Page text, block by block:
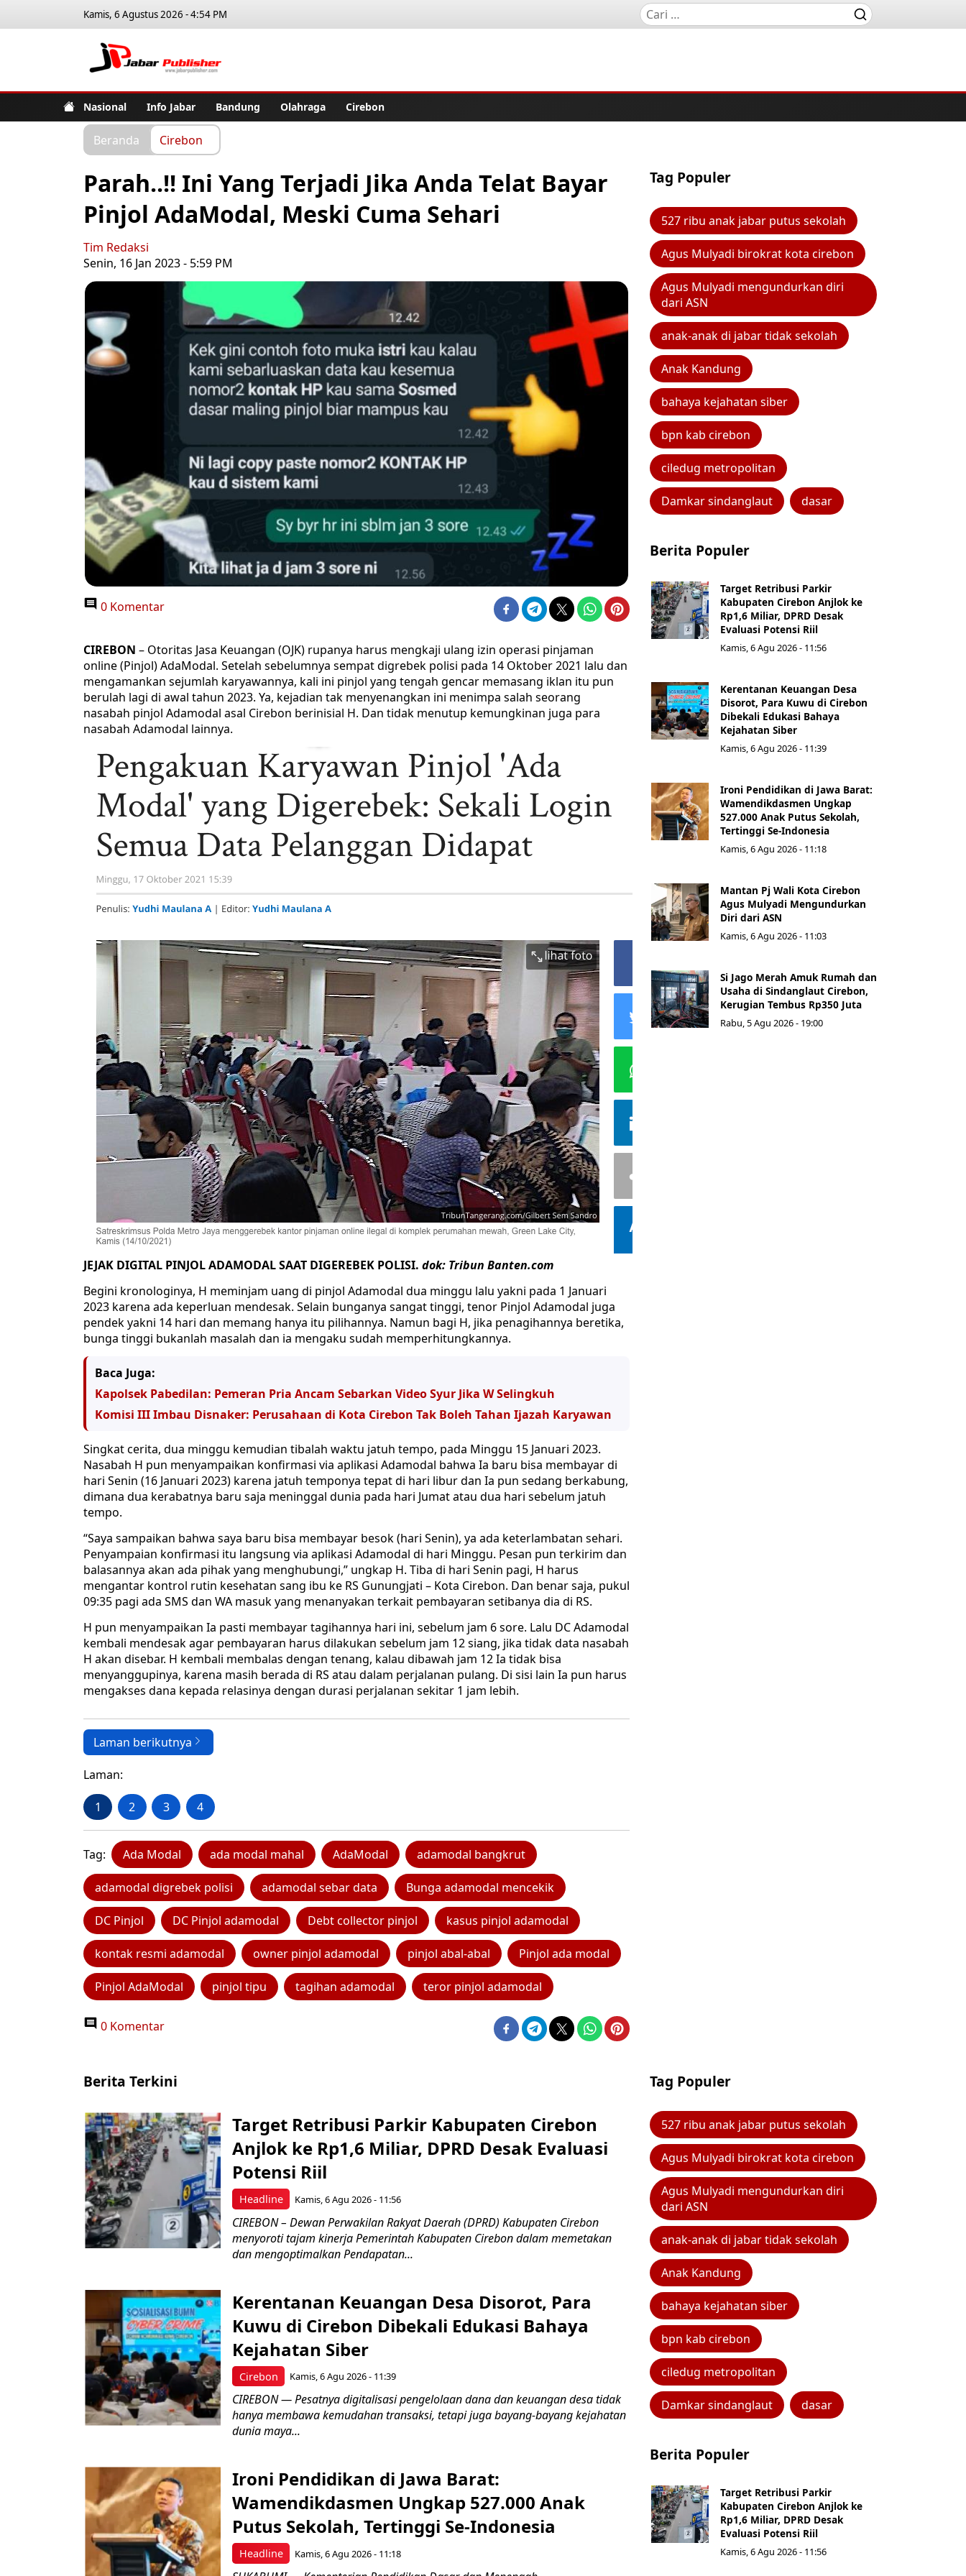
Kamis, 6 Agustus 2026 - 4:54 PM
Nasional Info Jabar Bandung Olahraga Cirebon
Beranda Cirebon
Parah..!! Ini Yang Terjadi Jika Anda Telat Bayar
Pinjol AdaModal, Meski Cuma Sehari
Tim Redaksi
Senin, 16 Jan 2023 - 5:59 PM
0 Komentar
CIREBON – Otoritas Jasa Keuangan (OJK) rupanya harus mengkaji ulang izin operasi pinjaman
online (Pinjol) AdaModal. Setelah sebelumnya sempat digrebek polisi pada 14 Oktober 2021 lalu dan
mengamankan sejumlah karyawannya, kali ini pinjol yang tengah gencar memasang iklan itu pun
berulah lagi di awal tahun 2023. Ya, kejadian tak menyenangkan ini menimpa salah seorang
nasabah pinjol Adamodal asal Cirebon berinisial H. Dan tidak menutup kemungkinan juga para
nasabah Adamodal lainnya.
JEJAK DIGITAL PINJOL ADAMODAL SAAT DIGEREBEK POLISI. dok: Tribun Banten.com
Begini kronologinya, H meminjam uang di pinjol Adamodal dua minggu lalu yakni pada 1 Januari
2023 karena ada keperluan mendesak. Selain bunganya sangat tinggi, tenor Pinjol Adamodal juga
pendek yakni 14 hari dan memang hanya itu pilihannya. Namun bagi H, jika penagihannya beretika,
bunga tinggi bukanlah masalah dan ia mengaku sudah memperhitungkannya.
Baca Juga:
Kapolsek Pabedilan: Pemeran Pria Ancam Sebarkan Video Syur Jika W Selingkuh
Komisi III Imbau Disnaker: Perusahaan di Kota Cirebon Tak Boleh Tahan Ijazah Karyawan
Singkat cerita, dua minggu kemudian tibalah waktu jatuh tempo, pada Minggu 15 Januari 2023.
Nasabah H pun menyampaikan konfirmasi via aplikasi Adamodal bahwa Ia baru bisa membayar di
hari Senin (16 Januari 2023) karena jatuh temponya tepat di hari libur dan Ia pun sedang berkabung,
dimana dua kerabatnya baru saja meninggal dunia pada hari Jumat atau dua hari sebelum jatuh
tempo.
“Saya sampaikan bahwa saya baru bisa membayar besok (hari Senin), ya ada keterlambatan sehari.
Penyampaian konfirmasi itu langsung via aplikasi Adamodal di hari Minggu. Pesan pun terkirim dan
balasannya akan ada pihak yang menghubungi,” ungkap H. Tiba di hari Senin pagi, H harus
mengantar kontrol rutin kesehatan sang ibu ke RS Gunungjati – Kota Cirebon. Dan benar saja, pukul
09:35 pagi ada SMS dan WA masuk yang menanyakan terkait pembayaran setibanya dia di RS.
H pun menyampaikan Ia pasti membayar tagihannya hari ini, sebelum jam 6 sore. Lalu DC Adamodal
kembali mendesak agar pembayaran harus dilakukan sebelum jam 12 siang, jika tidak data nasabah
H akan disebar. H kembali membalas dengan tenang, kalau dibawah jam 12 Ia tidak bisa
menyanggupinya, karena masih berada di RS atau dalam perjalanan pulang. Di sisi lain Ia pun harus
mengakses dana kepada relasinya dengan durasi perjalanan sekitar 1 jam lebih.
Laman berikutnya
Laman:
1 2 3 4
Tag: Ada Modal ada modal mahal AdaModal adamodal bangkrut
adamodal digrebek polisi adamodal sebar data Bunga adamodal mencekik
DC Pinjol DC Pinjol adamodal Debt collector pinjol kasus pinjol adamodal
kontak resmi adamodal owner pinjol adamodal pinjol abal-abal Pinjol ada modal
Pinjol AdaModal pinjol tipu tagihan adamodal teror pinjol adamodal
0 Komentar
Tag Populer
527 ribu anak jabar putus sekolah
Agus Mulyadi birokrat kota cirebon
Agus Mulyadi mengundurkan diri
dari ASN
anak-anak di jabar tidak sekolah
Anak Kandung
bahaya kejahatan siber
bpn kab cirebon
ciledug metropolitan
Damkar sindanglaut dasar
Berita Populer
Target Retribusi Parkir
Kabupaten Cirebon Anjlok ke
Rp1,6 Miliar, DPRD Desak
Evaluasi Potensi Riil
Kamis, 6 Agu 2026 - 11:56
Kerentanan Keuangan Desa
Disorot, Para Kuwu di Cirebon
Dibekali Edukasi Bahaya
Kejahatan Siber
Kamis, 6 Agu 2026 - 11:39
Ironi Pendidikan di Jawa Barat:
Wamendikdasmen Ungkap
527.000 Anak Putus Sekolah,
Tertinggi Se-Indonesia
Kamis, 6 Agu 2026 - 11:18
Mantan Pj Wali Kota Cirebon
Agus Mulyadi Mengundurkan
Diri dari ASN
Kamis, 6 Agu 2026 - 11:03
Si Jago Merah Amuk Rumah dan
Usaha di Sindanglaut Cirebon,
Kerugian Tembus Rp350 Juta
Rabu, 5 Agu 2026 - 19:00
Berita Terkini
Headline
Target Retribusi Parkir Kabupaten Cirebon
Anjlok ke Rp1,6 Miliar, DPRD Desak Evaluasi
Potensi Riil
Kamis, 6 Agu 2026 - 11:56
CIREBON – Dewan Perwakilan Rakyat Daerah (DPRD) Kabupaten Cirebon
menyoroti tajam kinerja Pemerintah Kabupaten Cirebon dalam memetakan
dan mengoptimalkan Pendapatan...
Cirebon
Kerentanan Keuangan Desa Disorot, Para
Kuwu di Cirebon Dibekali Edukasi Bahaya
Kejahatan Siber
Kamis, 6 Agu 2026 - 11:39
CIREBON — Pesatnya digitalisasi pengelolaan dana dan keuangan desa tidak
hanya membawa kemudahan transaksi, tetapi juga bayang-bayang kejahatan
dunia maya...
Headline
Ironi Pendidikan di Jawa Barat:
Wamendikdasmen Ungkap 527.000 Anak
Putus Sekolah, Tertinggi Se-Indonesia
Kamis, 6 Agu 2026 - 11:18
Tag Populer
527 ribu anak jabar putus sekolah
Agus Mulyadi birokrat kota cirebon
Agus Mulyadi mengundurkan diri
dari ASN
anak-anak di jabar tidak sekolah
Anak Kandung
bahaya kejahatan siber
bpn kab cirebon
ciledug metropolitan
Damkar sindanglaut dasar
Berita Populer
Target Retribusi Parkir
Kabupaten Cirebon Anjlok ke
Rp1,6 Miliar, DPRD Desak
Evaluasi Potensi Riil
Kamis, 6 Agu 2026 - 11:56